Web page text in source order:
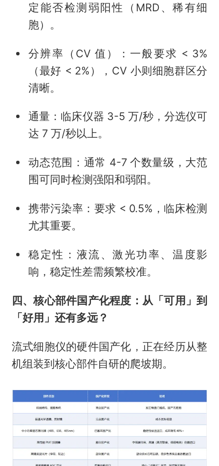
定能否检测弱阳性（MRD、稀有细
胞）。
分辨率（CV 值）：一般要求 < 3%
（最好 < 2%），CV 小则细胞群区分
清晰。
通量：临床仪器 3-5 万/秒，分选仪可
达 7 万/秒以上。
动态范围：通常 4-7 个数量级，大范
围可同时检测强阳和弱阳。
携带污染率：要求 < 0.5%，临床检测
尤其重要。
稳定性：液流、激光功率、温度影
响，稳定性差需频繁校准。
四、核心部件国产化程度：从「可用」到
「好用」还有多远？
流式细胞仪的硬件国产化，正在经历从整
机组装到核心部件自研的爬坡期。